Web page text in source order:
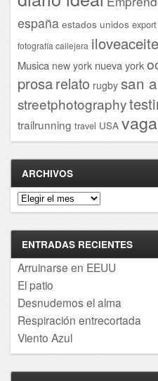
españa estados unidos export
fotografía callejera iloveaceite
Musica new york nueva york
prosarelato rugby san
streetphotography
trailrunning travel USA
ARCHIVOS
Archivos
ENTRADAS RECIENTES
Arruinarse en EEUU
El patio
Desnudemos el alma
Respiración entrecortada
Viento Azul